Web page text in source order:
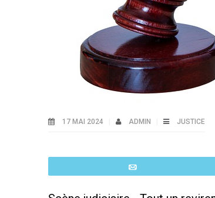
17 MAI 2024 ADMIN JUSTICE